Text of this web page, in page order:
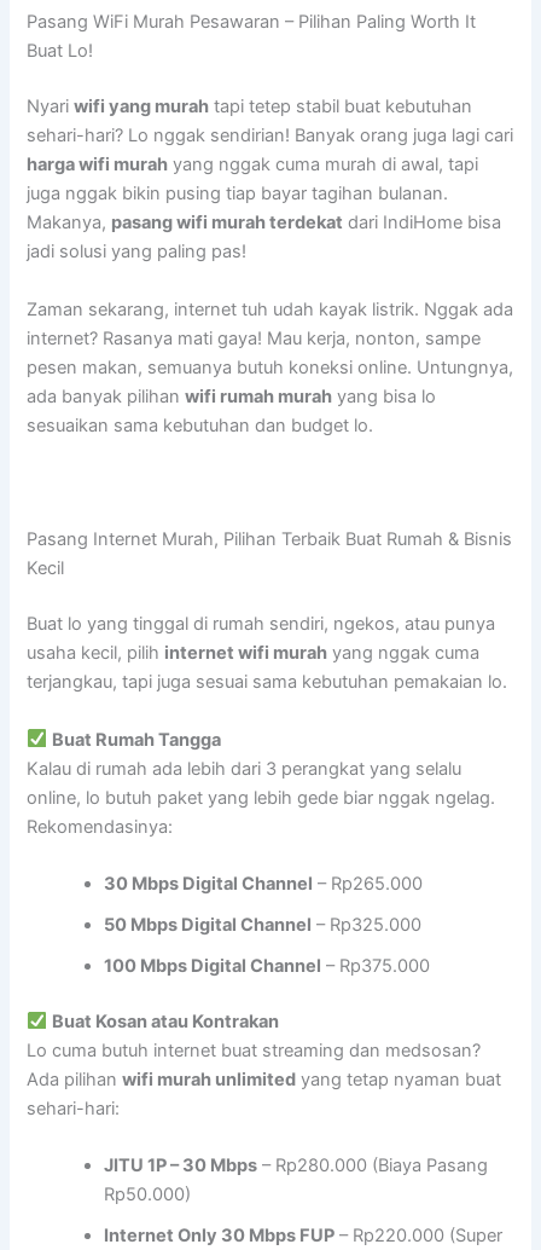
Pasang WiFi Murah Pesawaran – Pilihan Paling Worth It
Buat Lo!
Nyariwifi yang murah tapi tetep stabil buat kebutuhan
sehari-hari? Lo nggak sendirian! Banyak orang juga lagi cari
harga wifi murah yang nggak cuma murah di awal, tapi
juga nggak bikin pusing tiap bayar tagihan bulanan.
Makanya, pasang wifi murah terdekat dari IndiHome bisa
jadi solusi yang paling pas!
Zaman sekarang, internet tuh udah kayak listrik. Nggak ada
internet? Rasanya mati gaya! Mau kerja, nonton, sampe
pesen makan, semuanya butuh koneksi online. Untungnya,
ada banyak pilihanwifi rumah murah yang bisa lo
sesuaikan sama kebutuhan dan budget lo.
Pasang Internet Murah, Pilihan Terbaik Buat Rumah & Bisnis
Kecil
Buat lo yang tinggal di rumah sendiri, ngekos, atau punya
usaha kecil, pilih internet wifi murah yang nggak cuma
terjangkau, tapi juga sesuai sama kebutuhan pemakaian lo.
Buat Rumah Tangga
Kalau di rumah ada lebih dari 3 perangkat yang selalu
online, lo butuh paket yang lebih gede biar nggak ngelag.
Rekomendasinya:
30 Mbps Digital Channel – Rp265.000
50 Mbps Digital Channel – Rp325.000
100 Mbps Digital Channel – Rp375.000
Buat Kosan atau Kontrakan
Lo cuma butuh internet buat streaming dan medsosan?
Ada pilihanwifi murah unlimited yang tetap nyaman buat
sehari-hari:
JITU 1P – 30 Mbps – Rp280.000 (Biaya Pasang
Rp50.000)
Internet Only 30 Mbps FUP – Rp220.000 (Super